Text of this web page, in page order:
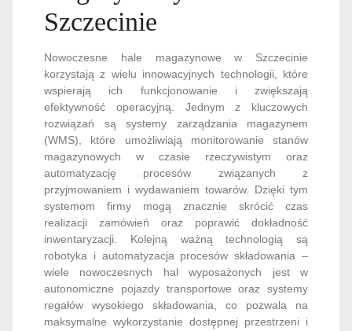
Szczecinie
Nowoczesne hale magazynowe w Szczecinie
korzystają z wielu innowacyjnych technologii, które
wspierają ich funkcjonowanie i zwiększają
efektywność operacyjną. Jednym z kluczowych
rozwiązań są systemy zarządzania magazynem
(WMS), które umożliwiają monitorowanie stanów
magazynowych w czasie rzeczywistym oraz
automatyzację procesów związanych z
przyjmowaniem i wydawaniem towarów. Dzięki tym
systemom firmy mogą znacznie skrócić czas
realizacji zamówień oraz poprawić dokładność
inwentaryzacji. Kolejną ważną technologią są
robotyka i automatyzacja procesów składowania –
wiele nowoczesnych hal wyposażonych jest w
autonomiczne pojazdy transportowe oraz systemy
regałów wysokiego składowania, co pozwala na
maksymalne wykorzystanie dostępnej przestrzeni i